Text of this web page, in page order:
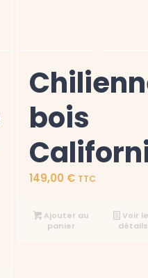
bois
149,00 € TTC
Ajouter au
panier
Voir
détails